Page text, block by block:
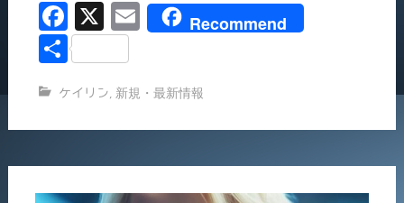
み
中…
F
a
e
b
o
o
X
E
l
Recommend
共
ケイリン 新規・最新情報